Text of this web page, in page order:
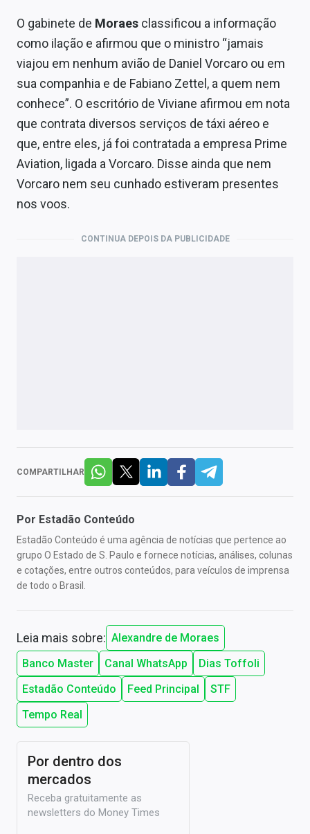
O gabinete de Moraes classificou a informação
como ilação e afirmou que o ministro “jamais
viajou em nenhum avião de Daniel Vorcaro ou em
sua companhia e de Fabiano Zettel, a quem nem
conhece”. O escritório de Viviane afirmou em nota
que contrata diversos serviços de táxi aéreo e
que, entre eles, já foi contratada a empresa Prime
Aviation, ligada a Vorcaro. Disse ainda que nem
Vorcaro nem seu cunhado estiveram presentes
nos voos.
CONTINUA DEPOIS DA PUBLICIDADE
COMPARTILHAR
Por Estadão Conteúdo
Estadão Conteúdo é uma agência de notícias que pertence ao
grupo O Estado de S. Paulo e fornece notícias, análises, colunas
e cotações, entre outros conteúdos, para veículos de imprensa
de todo o Brasil.
Leia mais sobre: Alexandre de Moraes
Banco Master
Canal WhatsApp
Dias Toffoli
Estadão Conteúdo
Feed Principal
STF
Tempo Real
Por dentro dos
mercados
Receba gratuitamente as
newsletters do Money Times